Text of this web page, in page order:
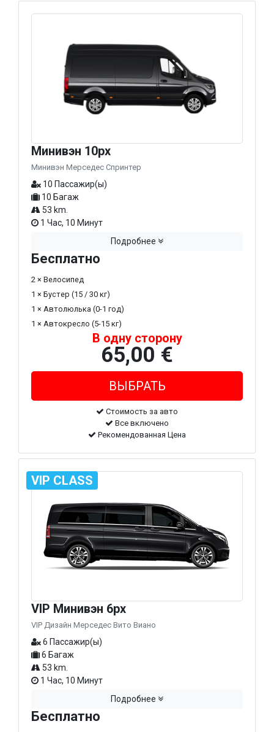
Минивэн 10px
Минивэн Мерседес Спринтер
10 Пассажир(ы)
10 Багаж
53 km.
1 Час, 10 Минут
Подробнее
Бесплатно
2 × Велосипед
1 × Бустер (15 / 30 кг)
1 × Автолюлька (0-1 год)
1 × Автокресло (5-15 кг)
В одну сторону
65,00 €
Стоимость за авто
Все включено
Рекомендованная Цена
VIP CLASS
VIP Минивэн 6px
VIP Дизайн Мерседес Вито Виано
6 Пассажир(ы)
6 Багаж
53 km.
1 Час, 10 Минут
Подробнее
Бесплатно